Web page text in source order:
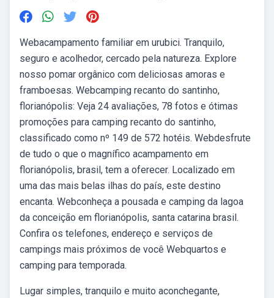
Webacampamento familiar em urubici. Tranquilo,
seguro e acolhedor, cercado pela natureza. Explore
nosso pomar orgânico com deliciosas amoras e
framboesas. Webcamping recanto do santinho,
florianópolis: Veja 24 avaliações, 78 fotos e ótimas
promoções para camping recanto do santinho,
classificado como nº 149 de 572 hotéis. Webdesfrute
de tudo o que o magnífico acampamento em
florianópolis, brasil, tem a oferecer. Localizado em
uma das mais belas ilhas do país, este destino
encanta. Webconheça a pousada e camping da lagoa
da conceição em florianópolis, santa catarina brasil.
Confira os telefones, endereço e serviços de
campings mais próximos de você Webquartos e
camping para temporada.
Lugar simples, tranquilo e muito aconchegante,